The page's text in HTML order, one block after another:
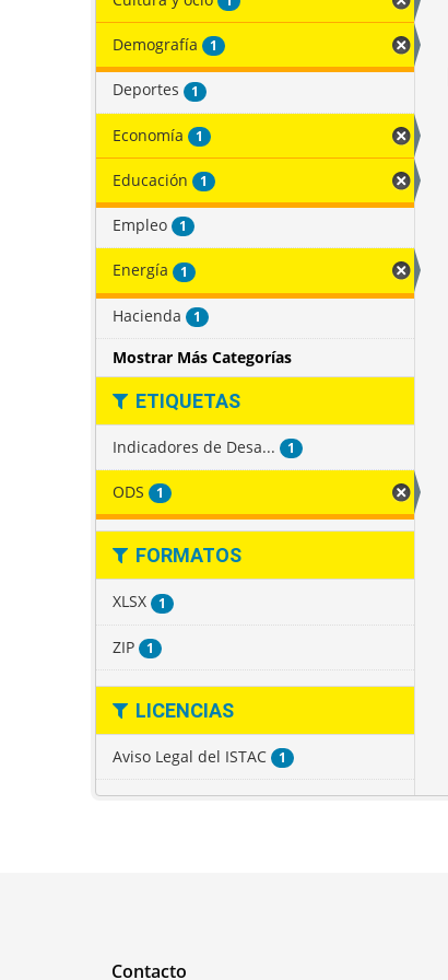
Demografía 1
Deportes 1
Economía 1
Educación 1
Empleo 1
Energía 1
Hacienda 1
Mostrar Más Categorías
ETIQUETAS
Indicadores de Desa... 1
ODS 1
FORMATOS
XLSX 1
ZIP 1
LICENCIAS
Aviso Legal del ISTAC 1
Contacto